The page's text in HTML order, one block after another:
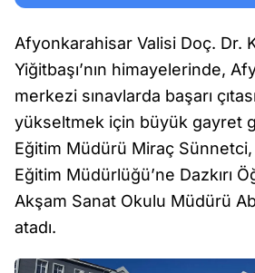
Afyonkarahisar Valisi Doç. Dr.
Yiğitbaşı’nın himayelerinde,
merkezi sınavlarda başarı
yükseltmek için büyük gayret
Eğitim Müdürü Miraç Sünnetci,
Eğitim Müdürlüğü’ne Dazkırı
Akşam Sanat Okulu Müdürü
atadı.